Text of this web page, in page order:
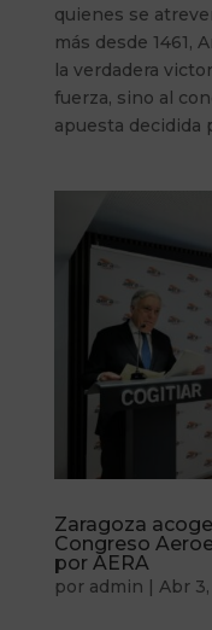
quienes se
más desde 1461,
la verdadera
fuerza, sino al
apuesta decidida
Zaragoza
Congreso
por AERA
por admin | Abr